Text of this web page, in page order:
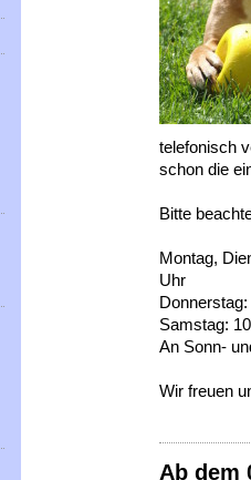
telefonisch
schon die
Bitte
Montag,
Uhr
Samstag:
An Sonn-
Wir freuen
Ab dem